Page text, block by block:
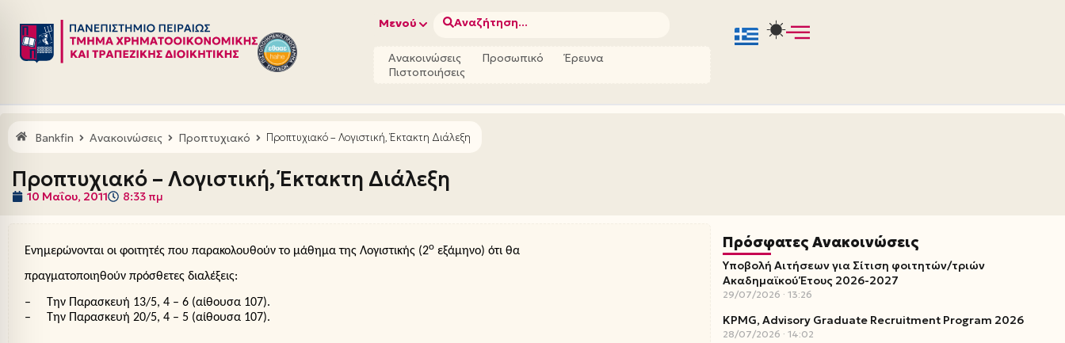
Μεταπηδήστε
στο
Μενού Αναζήτηση...
Ανακοινώσεις Προσωπικό
Έρευνα
Πιστοποιήσεις
Bankfin Ανακοινώσεις Προπτυχιακό Προπτυχιακό – Λογιστική, Έκτακτη Διάλεξη
Προπτυχιακό – Λογιστική, Έκτακτη Διάλεξη
10 Μαΐου, 2011 8:33 πμ
Ενημερώνονται οι φοιτητές που παρακολουθούν το μάθημα της Λογιστικής (2ο εξάμηνο) ότι θα
πραγματοποιηθούν πρόσθετες διαλέξεις:
– Την Παρασκευή 13/5, 4 – 6 (αίθουσα 107).
–
Την Παρασκευή 20/5, 4 – 5 (αίθουσα 107).
Πρόσφατες Ανακοινώσεις
Υποβολή Αιτήσεων για Σίτιση φοιτητών/τριών
Ακαδημαϊκού Έτους 2026-2027
29/07/2026 13:26
KPMG, Advisory Graduate Recruitment Program 2026
28/07/2026 14:02